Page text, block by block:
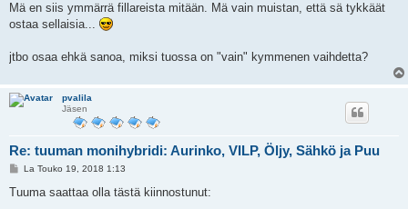
Mä en siis ymmärrä fillareista mitään. Mä vain muistan, että sä tykkäät
ostaa sellaisia...
jtbo osaa ehkä sanoa, miksi tuossa on "vain" kymmenen vaihdetta?
pvalila
Jäsen
Re: tuuman monihybridi: Aurinko, VILP, Öljy, Sähkö ja Puu
V
e
La Touko 19, 2018 1:13
Tuuma saattaa olla tästä kiinnostunut: